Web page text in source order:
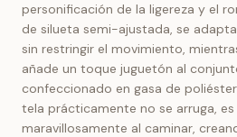
personificación de la ligereza y el
de silueta semi-ajustada, se
sin restringir el movimiento,
añade un toque juguetón al
confeccionado en gasa de
tela prácticamente no se arruga,
maravillosamente al caminar,